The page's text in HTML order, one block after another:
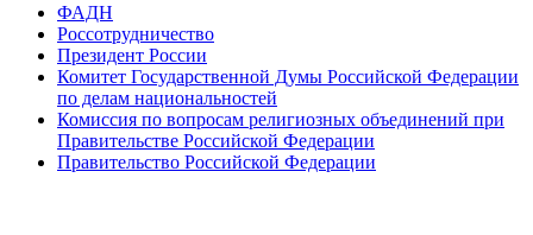
ФАДН
Россотрудничество
Президент России
Комитет Государственной Думы Российской Федерации
по делам национальностей
Комиссия по вопросам религиозных объединений при
Правительстве Российской Федерации
Правительство Российской Федерации